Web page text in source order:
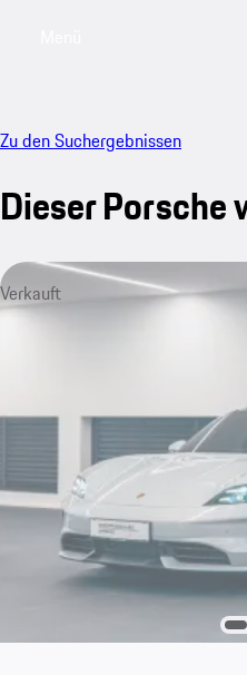
Zu den Suchergebnissen
Dieser Porsche
Verkauft